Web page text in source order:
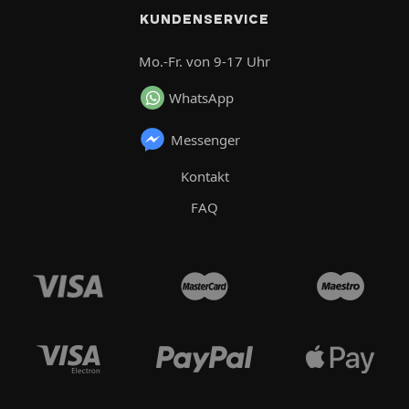
KUNDENSERVICE
Mo.-Fr. von 9-17 Uhr
WhatsApp
Messenger
Kontakt
FAQ